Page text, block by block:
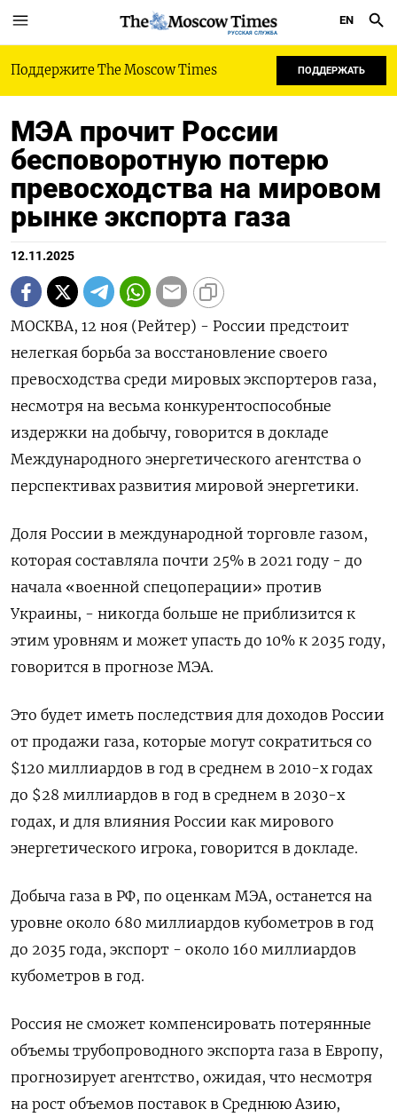
РУССКАЯ СЛУЖБА
EN
Поддержите The Moscow Times ПОДДЕРЖАТЬ
МЭА прочит России
бесповоротную потерю
превосходства на мировом
рынке экспорта газа
12.11.2025
МОСКВА, 12 ноя (Рейтер) - России предстоит
нелегкая борьба за восстановление своего
превосходства среди мировых экспортеров газа,
несмотря на весьма конкурентоспособные
издержки на добычу, говорится в докладе
Международного энергетического агентства о
перспективах развития мировой энергетики.
Доля России в международной торговле газом,
которая составляла почти 25% в 2021 году - до
начала «военной спецоперации» против
Украины, - никогда больше не приблизится к
этим уровням и может упасть до 10% к 2035 году,
говорится в прогнозе МЭА.
Это будет иметь последствия для доходов России
от продажи газа, которые могут сократиться со
$120 миллиардов в год в среднем в 2010-х годах
до $28 миллиардов в год в среднем в 2030-х
годах, и для влияния России как мирового
энергетического игрока, говорится в докладе.
Добыча газа в РФ, по оценкам МЭА, останется на
уровне около 680 миллиардов кубометров в год
до 2035 года, экспорт - около 160 миллиардов
кубометров в год.
Россия не сможет компенсировать потерянные
объемы трубопроводного экспорта газа в Европу,
прогнозирует агентство, ожидая, что несмотря
на рост объемов поставок в Среднюю Азию,